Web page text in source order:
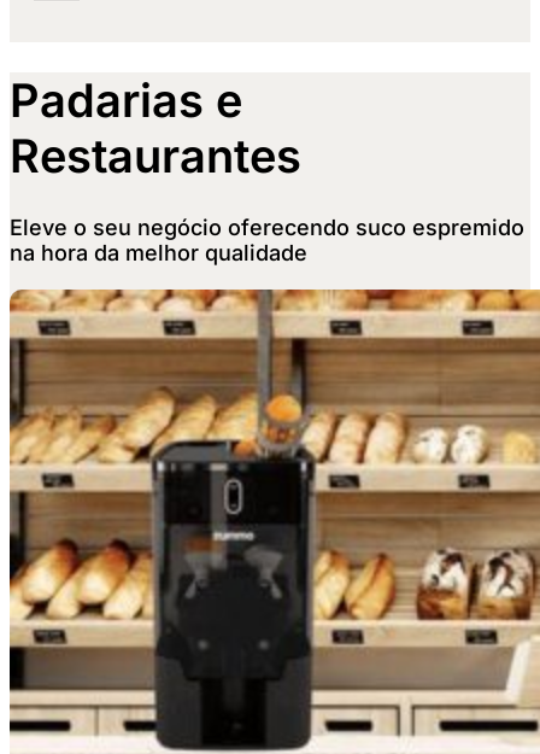
Padarias e
Restaurantes
Eleve o seu negócio oferecendo suco espremido
na hora da melhor qualidade